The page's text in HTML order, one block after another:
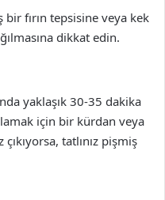
bir fırın tepsisine veya kek
dikkat edin.
yaklaşık 30-35 dakika
için bir kürdan veya
tatlınız pişmiş